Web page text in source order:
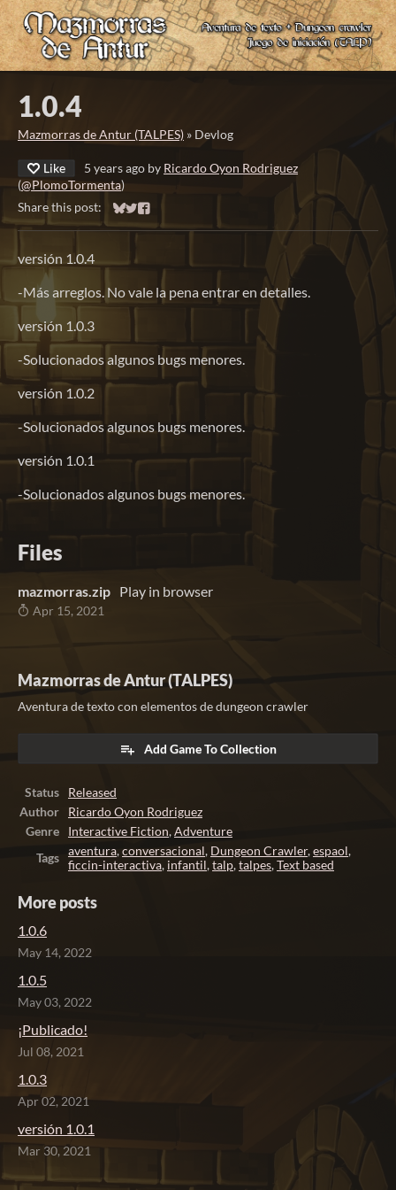
1.0.4
Mazmorras de Antur (TALPES) » Devlog
Like 5 years ago by Ricardo Oyon Rodriguez
(@PlomoTormenta)
Share this post:
Share on Bluesky
Share on Twitter
Share on Facebook
versión 1.0.4
-Más arreglos. No vale la pena entrar en detalles.
versión 1.0.3
-Solucionados algunos bugs menores.
versión 1.0.2
-Solucionados algunos bugs menores.
versión 1.0.1
-Solucionados algunos bugs menores.
Files
mazmorras.zip Play in browser
Apr 15, 2021
Mazmorras de Antur (TALPES)
Aventura de texto con elementos de dungeon crawler
Add Game To Collection
Status
Released
Author
Ricardo Oyon Rodriguez
Genre
Interactive Fiction,Adventure
Tags
aventura,conversacional, Dungeon Crawler,espaol,
ficcin-interactiva, infantil,talp,talpes,Text based
More posts
1.0.6
May 14, 2022
1.0.5
May 03, 2022
¡Publicado!
Jul 08, 2021
1.0.3
Apr 02, 2021
versión 1.0.1
Mar 30, 2021